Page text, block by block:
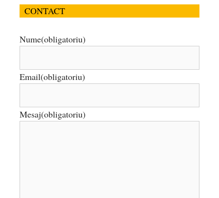
CONTACT
Nume(obligatoriu)
Email(obligatoriu)
Mesaj(obligatoriu)